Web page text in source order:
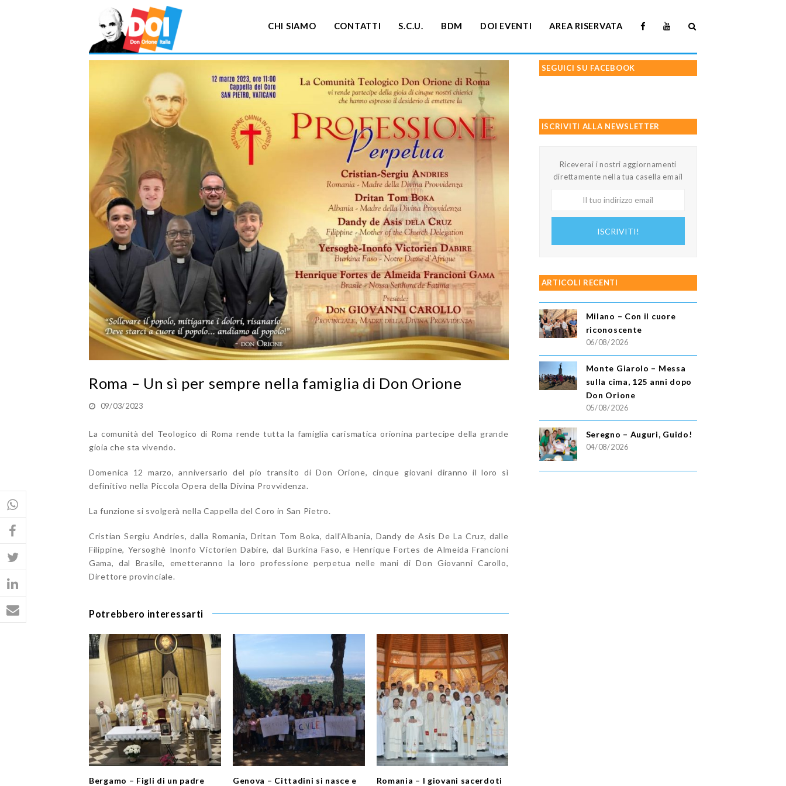
CHI SIAMO CONTATTI S.C.U. BDM DOI EVENTI AREA RISERVATA
Roma – Un sì per sempre nella famiglia di Don Orione
09/03/2023
La comunità del Teologico di Roma rende tutta la famiglia carismatica orionina partecipe della grande
gioia che sta vivendo.
Domenica 12 marzo, anniversario del pio transito di Don Orione, cinque giovani diranno il loro sì
definitivo nella Piccola Opera della Divina Provvidenza.
La funzione si svolgerà nella Cappella del Coro in San Pietro.
Cristian Sergiu Andries, dalla Romania, Dritan Tom Boka, dall’Albania, Dandy de Asis De La Cruz, dalle
Filippine, Yersoghè Inonfo Victorien Dabire, dal Burkina Faso, e Henrique Fortes de Almeida Francioni
Gama, dal Brasile, emetteranno la loro professione perpetua nelle mani di Don Giovanni Carollo,
Direttore provinciale.
Potrebbero interessarti
Bergamo – Figli di un padre
Genova – Cittadini si nasce e
Romania – I giovani sacerdoti
SEGUICI SU FACEBOOK
ISCRIVITI ALLA NEWSLETTER
Riceverai i nostri aggiornamenti
direttamente nella tua casella email
ISCRIVITI!
ARTICOLI RECENTI
Milano – Con il cuore
riconoscente
06/08/2026
Monte Giarolo – Messa
sulla cima, 125 anni dopo
Don Orione
05/08/2026
Seregno – Auguri, Guido!
04/08/2026